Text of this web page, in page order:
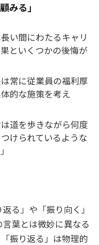
みる」
長い間にわたるキャリ
といくつかの後悔が
は常に従業員の福利厚
的な施策を考え
は道を歩きながら何度
けられているような
る」や「振り向く」
葉とは微妙に異なる
振り返る」は物理的